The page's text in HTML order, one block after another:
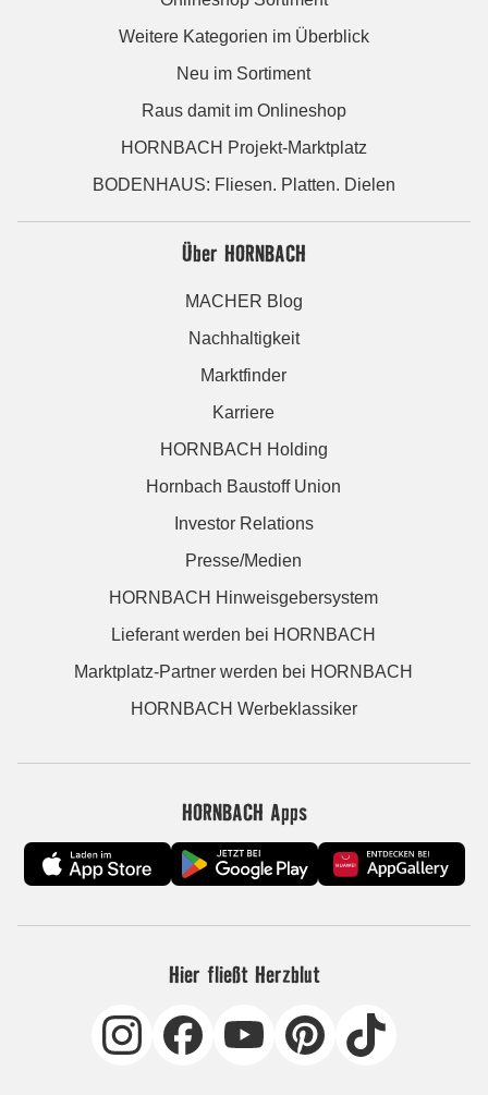
Weitere Kategorien im Überblick
Neu im Sortiment
Raus damit im Onlineshop
HORNBACH Projekt-Marktplatz
BODENHAUS: Fliesen. Platten. Dielen
Über HORNBACH
MACHER Blog
Nachhaltigkeit
Marktfinder
Karriere
HORNBACH Holding
Hornbach Baustoff Union
Investor Relations
Presse/Medien
HORNBACH Hinweisgebersystem
Lieferant werden bei HORNBACH
Marktplatz-Partner werden bei HORNBACH
HORNBACH Werbeklassiker
HORNBACH Apps
Hier fließt Herzblut